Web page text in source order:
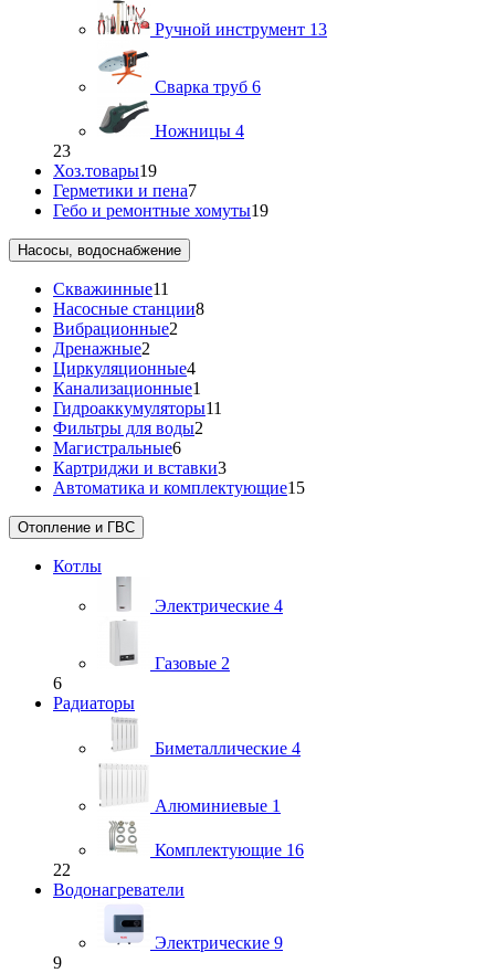
Ручной инструмент 13
Сварка труб 6
Ножницы 4
23
Хоз.товары19
Герметики и пена7
Гебо и ремонтные хомуты19
Насосы, водоснабжение
Скважинные11
Насосные станции8
Вибрационные2
Дренажные2
Циркуляционные4
Канализационные1
Гидроаккумуляторы11
Фильтры для воды2
Магистральные6
Картриджи и вставки3
Автоматика и комплектующие15
Отопление и ГВС
Котлы
Электрические 4
Газовые 2
6
Радиаторы
Биметаллические 4
Алюминиевые 1
Комплектующие 16
22
Водонагреватели
Электрические 9
9